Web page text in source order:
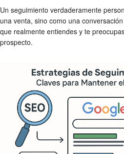
Un seguimiento verdaderamente
una venta, sino como una
que realmente entiendes y te
prospecto.